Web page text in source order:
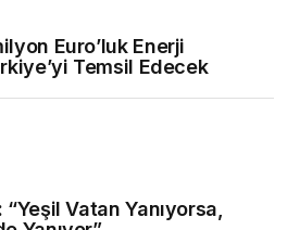
Euro’luk Enerji
Temsil Edecek
Vatan Yanıyorsa,